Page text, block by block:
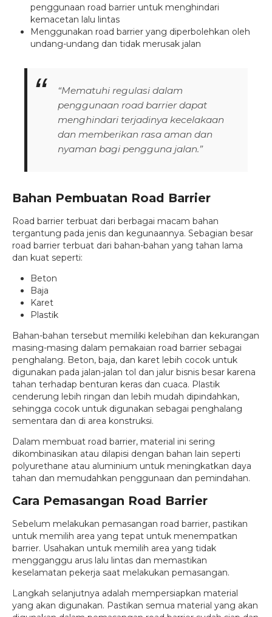
penggunaan road barrier untuk menghindari
kemacetan lalu lintas
Menggunakan road barrier yang diperbolehkan oleh
undang-undang dan tidak merusak jalan
“Mematuhi regulasi dalam
penggunaan road barrier dapat
menghindari terjadinya kecelakaan
dan memberikan rasa aman dan
nyaman bagi pengguna jalan.”
Bahan Pembuatan Road Barrier
Road barrier terbuat dari berbagai macam bahan
tergantung pada jenis dan kegunaannya. Sebagian besar
road barrier terbuat dari bahan-bahan yang tahan lama
dan kuat seperti:
Beton
Baja
Karet
Plastik
Bahan-bahan tersebut memiliki kelebihan dan kekurangan
masing-masing dalam pemakaian road barrier sebagai
penghalang. Beton, baja, dan karet lebih cocok untuk
digunakan pada jalan-jalan tol dan jalur bisnis besar karena
tahan terhadap benturan keras dan cuaca. Plastik
cenderung lebih ringan dan lebih mudah dipindahkan,
sehingga cocok untuk digunakan sebagai penghalang
sementara dan di area konstruksi.
Dalam membuat road barrier, material ini sering
dikombinasikan atau dilapisi dengan bahan lain seperti
polyurethane atau aluminium untuk meningkatkan daya
tahan dan memudahkan penggunaan dan pemindahan.
Cara Pemasangan Road Barrier
Sebelum melakukan pemasangan road barrier, pastikan
untuk memilih area yang tepat untuk menempatkan
barrier. Usahakan untuk memilih area yang tidak
mengganggu arus lalu lintas dan memastikan
keselamatan pekerja saat melakukan pemasangan.
Langkah selanjutnya adalah mempersiapkan material
yang akan digunakan. Pastikan semua material yang akan